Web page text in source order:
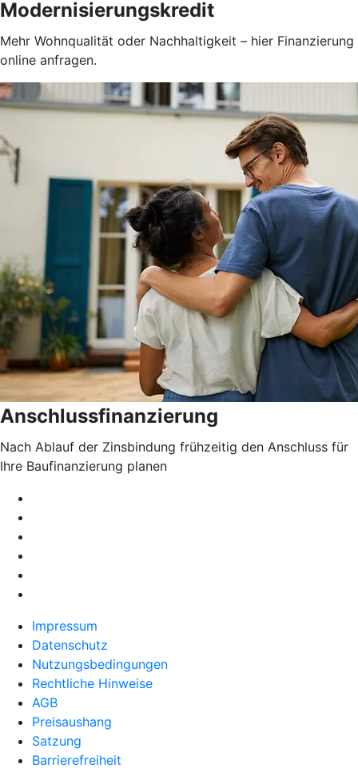
Modernisierungskredit
Mehr Wohnqualität oder Nachhaltigkeit – hier Finanzierung
online anfragen.
Anschlussfinanzierung
Nach Ablauf der Zinsbindung frühzeitig den Anschluss für
Ihre Baufinanzierung planen
Impressum
Datenschutz
Nutzungsbedingungen
Rechtliche Hinweise
AGB
Preisaushang
Satzung
Barrierefreiheit